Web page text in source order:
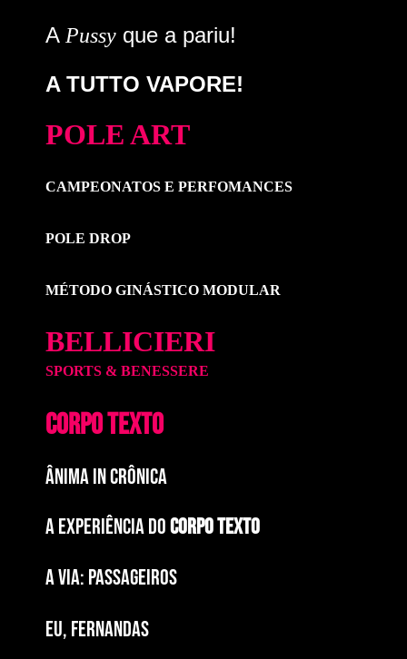
A Pussy que a pariu!
A TUTTO VAPORE!
POLE ART
CAMPEONATOS E PERFOMANCES
POLE DROP
MÉTODO GINÁSTICO MODULAR
BELLICIERI
SPORTS & BENESSERE
CORPO TEXTO
ÂNIMA IN CRÔNICA
A EXPERIÊNCIA DOCORPO TEXTO
a via: paSSAGEIROS
EU, FERNANDAS